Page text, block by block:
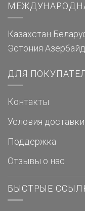
Казахстан
Эстония
ДЛЯ
Контакты
Условия
Поддержка
Отзывы о нас
БЫСТРЫЕ